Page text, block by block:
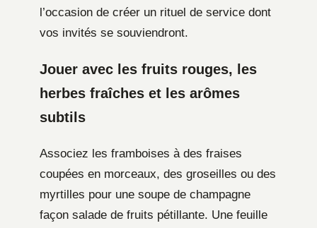
l’occasion de créer un rituel de service dont
vos invités se souviendront.
Jouer avec les fruits rouges, les
herbes fraîches et les arômes
subtils
Associez les framboises à des fraises
coupées en morceaux, des groseilles ou des
myrtilles pour une soupe de champagne
façon salade de fruits pétillante. Une feuille